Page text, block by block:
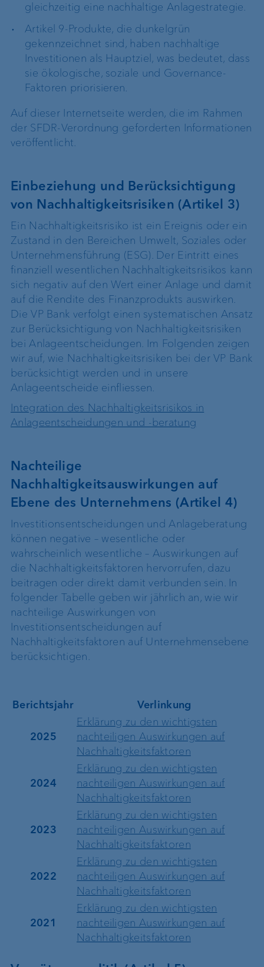
gleichzeitig eine nachhaltige Anlagestrategie.
Artikel 9-Produkte, die dunkelgrün
gekennzeichnet sind, haben nachhaltige
Investitionen als Hauptziel, was bedeutet, dass
sie ökologische, soziale und Governance-
Faktoren priorisieren.
Auf dieser Internetseite werden, die im Rahmen
der SFDR-Verordnung geforderten Informationen
veröffentlicht.
Einbeziehung und Berücksichtigung
von Nachhaltigkeitsrisiken (Artikel 3)
Ein Nachhaltigkeitsrisiko ist ein Ereignis oder ein
Zustand in den Bereichen Umwelt, Soziales oder
Unternehmensführung (ESG). Der Eintritt eines
finanziell wesentlichen Nachhaltigkeitsrisikos kann
sich negativ auf den Wert einer Anlage und damit
auf die Rendite des Finanzprodukts auswirken.
Die VP Bank verfolgt einen systematischen Ansatz
zur Berücksichtigung von Nachhaltigkeitsrisiken
bei Anlageentscheidungen. Im Folgenden zeigen
wir auf, wie Nachhaltigkeitsrisiken bei der VP Bank
berücksichtigt werden und in unsere
Anlageentscheide einfliessen.
Integration des Nachhaltigkeitsrisikos in
Anlageentscheidungen und -beratung
Nachteilige
Nachhaltigkeitsauswirkungen auf
Ebene des Unternehmens (Artikel 4)
Investitionsentscheidungen und Anlageberatung
können negative – wesentliche oder
wahrscheinlich wesentliche – Auswirkungen auf
die Nachhaltigkeitsfaktoren hervorrufen, dazu
beitragen oder direkt damit verbunden sein. In
folgender Tabelle geben wir jährlich an, wie wir
nachteilige Auswirkungen von
Investitionsentscheidungen auf
Nachhaltigkeitsfaktoren auf Unternehmensebene
berücksichtigen.
Berichtsjahr Verlinkung
2025
Erklärung zu den wichtigsten
nachteiligen Auswirkungen auf
Nachhaltigkeitsfaktoren
2024
Erklärung zu den wichtigsten
nachteiligen Auswirkungen auf
Nachhaltigkeitsfaktoren
2023
Erklärung zu den wichtigsten
nachteiligen Auswirkungen auf
Nachhaltigkeitsfaktoren
2022
Erklärung zu den wichtigsten
nachteiligen Auswirkungen auf
Nachhaltigkeitsfaktoren
2021
Erklärung zu den wichtigsten
nachteiligen Auswirkungen auf
Nachhaltigkeitsfaktoren